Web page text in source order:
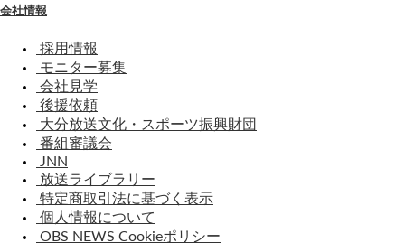
会社情報
採用情報
モニター募集
会社見学
後援依頼
大分放送文化・スポーツ振興財団
番組審議会
JNN
放送ライブラリー
特定商取引法に基づく表示
個人情報について
OBS NEWS Cookieポリシー